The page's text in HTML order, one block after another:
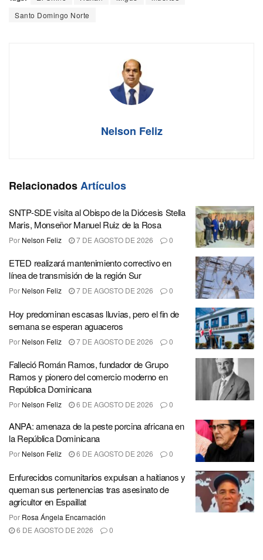
Santo Domingo Norte
Nelson Feliz
RelacionadosArtículos
SNTP-SDE visita al Obispo de la Diócesis Stella
Maris, Monseñor Manuel Ruiz de la Rosa
Por Nelson Feliz 7 DE AGOSTO DE 2026 0
ETED realizará mantenimiento correctivo en
línea de transmisión de la región Sur
Por Nelson Feliz 7 DE AGOSTO DE 2026 0
Hoy predominan escasas lluvias, pero el fin de
semana se esperan aguaceros
Por Nelson Feliz 7 DE AGOSTO DE 2026 0
Falleció Román Ramos, fundador de Grupo
Ramos y pionero del comercio moderno en
República Dominicana
Por Nelson Feliz 6 DE AGOSTO DE 2026 0
ANPA: amenaza de la peste porcina africana en
la República Dominicana
Por Nelson Feliz 6 DE AGOSTO DE 2026 0
Enfurecidos comunitarios expulsan a haitianos y
queman sus pertenencias tras asesinato de
agricultor en Espaillat
Por Rosa Ángela Encarnación
6 DE AGOSTO DE 2026
0